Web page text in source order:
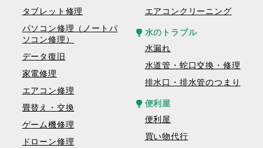
タブレット修理
パソコン修理（ノートパ
ソコン修理）
データ復旧
家電修理
エアコン修理
畳替え・交換
ゲーム機修理
ドローン修理
エアコンクリーニング
水のトラブル
水漏れ
水道管・蛇口交換・修理
排水口・排水管のつまり
便利屋
便利屋
買い物代行